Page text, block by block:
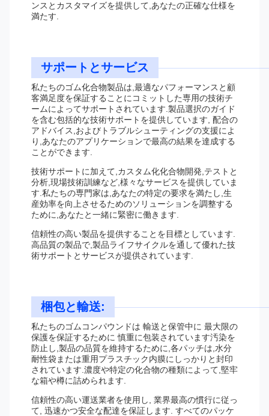
ンスとカスタマイズを提供して,あなたの正確な仕様を
満たす.
サポートとサービス
私たちのゴム化合物製品は,最適なパフォーマンスと顧
客満足度を保証することにコミットした専用の技術チ
ームによってサポートされています.製品選択のガイド
を含む包括的な技術サポートを提供しています, 配合の
アドバイス,およびトラブルシューティングの支援によ
り,あなたのアプリケーションで最高の結果を達成する
ことができます.
技術サポートに加えて,カスタム化化合物開発,テストと
分析,現場技術訓練など,様々なサービスを提供していま
す.私たちの専門家は,あなたの特定の要求を満たし,生
産効率を向上させるためのソリューションを調整する
ために,あなたと一緒に緊密に働きます.
信頼性の高い製品を提供することを目標としています.
高品質の製品で,製品ライフサイクルを通して優れた技
術サポートとサービスが提供されています.
梱包と輸送:
私たちのゴムコンパウンドは 輸送と保管中に 最大限の
保護を保証するために 慎重に包装されています汚染を
防止し,製品の品質を維持するために,各パッチは,水分
耐性袋または重用プラスチック内膜にしっかりと封印
されています.濃度や特定の化合物の種類によって,堅牢
な箱や樽に詰められます.
信頼性の高い運送業者を使用し, 業界最高の慣行に従っ
て, 迅速かつ安全な配達を保証します. すべてのパッケ